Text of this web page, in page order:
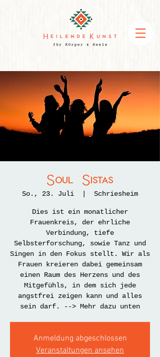
Soul Sistas
So., 23. Juli Schriesheim
Dies ist ein monatlicher
Frauenkreis, der ehrliche
Verbindung, tiefe
Selbsterforschung, sowie Tanz und
Singen in den Fokus stellt. Wir als
Frauen kreieren dabei gemeinsam
einen Raum des Herzens und des
Mitgefühls, in dem sich jede
angstfrei zeigen kann und alles
sein darf. --> Mehr dazu unten
Anmeldung abgeschlossen
Veranstaltungen ansehen